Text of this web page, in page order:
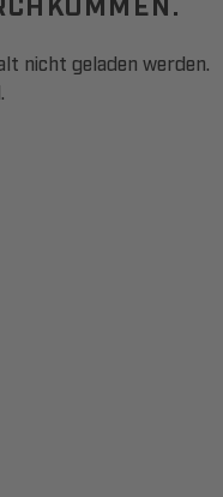
nicht geladen werden.